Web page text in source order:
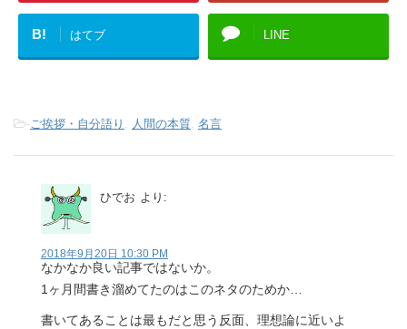
B! はてブ LINE
- ご挨拶・自分語り 人間の本質 名言
ひでお より:
2018年9月20日 10:30 PM
なかなか良い記事ではないか。
1ヶ月間書き溜めてたのはこのネタのためか…
書いてあることは最もだと思う反面、理想論に近いよ